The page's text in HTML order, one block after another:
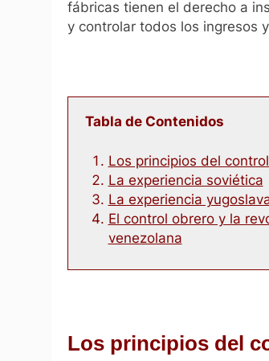
fábricas tienen el derecho a
y controlar todos los ingresos
Tabla de Contenidos
Los principios del
La experiencia soviética
La experiencia
El control obrero y la
venezolana
Los principios del